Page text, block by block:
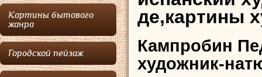
Картины бытового
жанра
Городской пейзаж
де,картины
Кампробин
художник-